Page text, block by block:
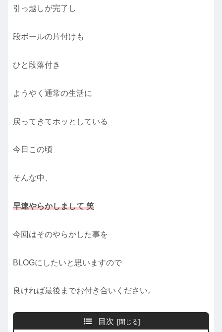
引っ越しが完了し
段ボールの片付けも
ひと段落付き
ようやく通常の生活に
戻ってきてホッとしている
今日この頃
そんな中、
早速やらかしまして 笑
今回はそのやらかした事を
BLOGにしたいと思いますので
良ければ最後までお付き合いください。
目次